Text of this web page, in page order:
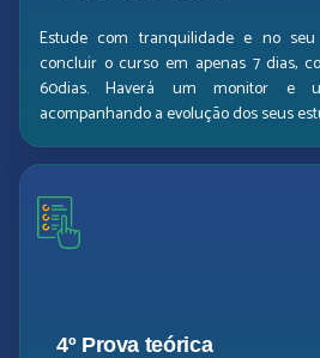
Estude com tranquilidade e no
concluir o curso em apenas 7 dias,
60dias. Haverá um monitor e
acompanhando a evolução dos seus
4º Prova teórica